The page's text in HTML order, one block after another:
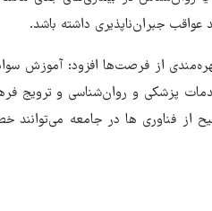
جبران‌ناپذیری داشته باشد.
از فرصت‌ها افزود: آموزش سواد
پزشکی و روان‌شناسی و ترویج
از فناوری ها در جامعه می‌توانند